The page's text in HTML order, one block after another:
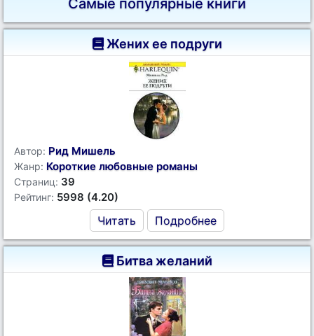
Самые популярные книги
Жених ее подруги
Автор: Рид Мишель
Жанр: Короткие любовные романы
Страниц: 39
Рейтинг: 5998 (4.20)
Читать Подробнее
Битва желаний